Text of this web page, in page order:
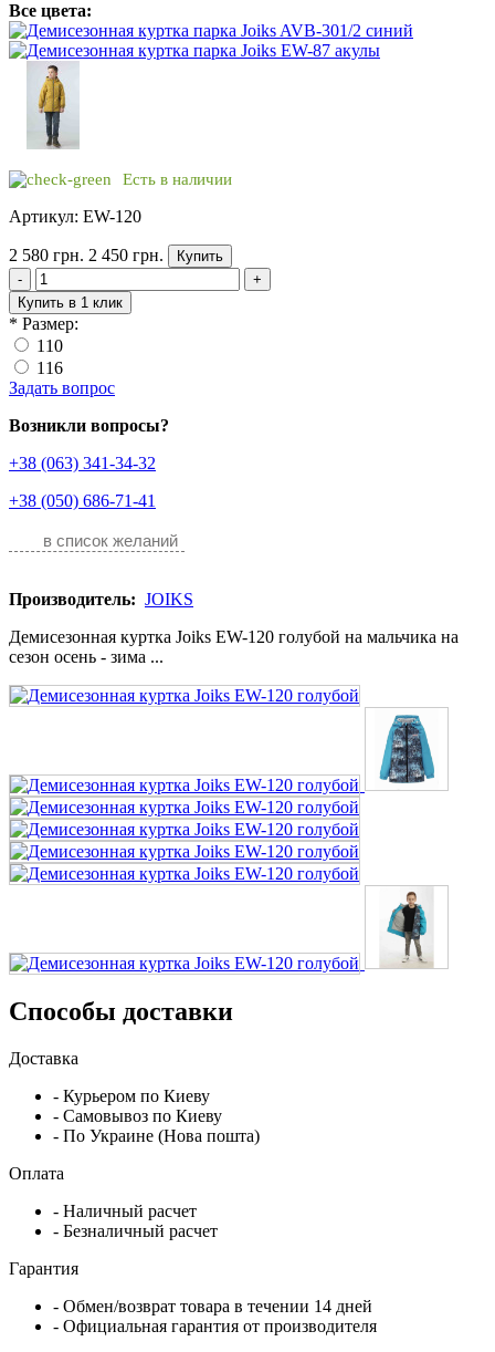
Все цвета:
Есть в наличии
Артикул: EW-120
2 580 грн. 2 450 грн.
Купить
-
+
Купить в 1 клик
* Размер:
110
116
Задать вопрос
Возникли вопросы?
+38 (063) 341-34-32
+38 (050) 686-71-41
в список желаний
Производитель: JOIKS
Демисезонная куртка Joiks EW-120 голубой на мальчика на
сезон осень - зима ...
Способы доставки
Доставка
- Курьером по Киеву
- Самовывоз по Киеву
- По Украине (Нова пошта)
Оплата
- Наличный расчет
- Безналичный расчет
Гарантия
- Обмен/возврат товара в течении 14 дней
- Официальная гарантия от производителя